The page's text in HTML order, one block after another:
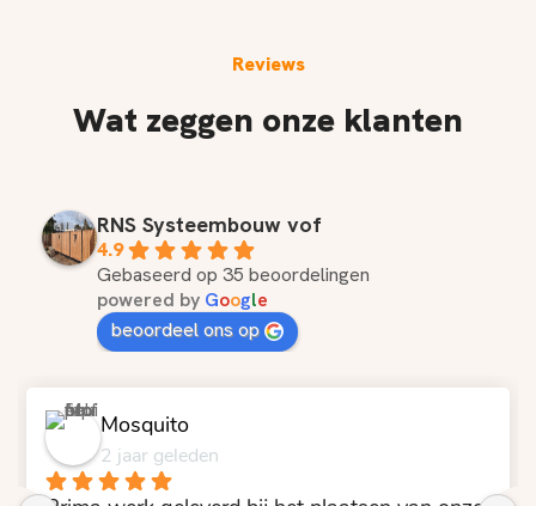
Reviews
Wat zeggen onze klanten
RNS Systeembouw vof
4.9
Gebaseerd op 35 beoordelingen
powered by Google
beoordeel ons op